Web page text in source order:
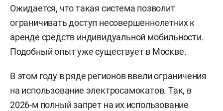
Ожидается, что такая система позволит
ограничивать доступ несовершеннолетних к
аренде средств индивидуальной мобильности.
Подобный опыт уже существует в Москве.
В этом году в ряде регионов ввели ограничения
на использование электросамокатов. Так, в
2026-м полный запрет на их использование